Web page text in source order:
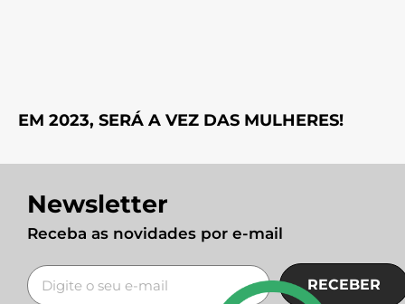
EM 2023, SERÁ A VEZ DAS MULHERES!
Newsletter
Receba as novidades por e-mail
RECEBER